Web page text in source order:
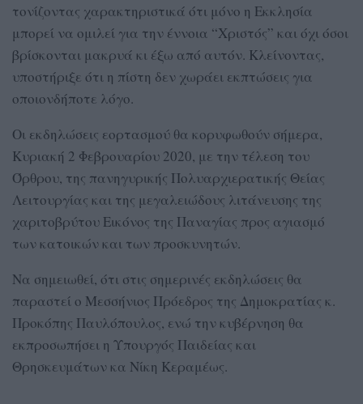
τονίζοντας χαρακτηριστικά ότι μόνο η Εκκλησία
μπορεί να ομιλεί για την έννοια “Χριστός” και όχι όσοι
βρίσκονται μακρυά κι έξω από αυτόν. Κλείνοντας,
υποστήριξε ότι η πίστη δεν χωράει εκπτώσεις για
οποιονδήποτε λόγο.
Οι εκδηλώσεις εορτασμού θα κορυφωθούν σήμερα,
Κυριακή 2 Φεβρουαρίου 2020, με την τέλεση του
Όρθρου, της πανηγυρικής Πολυαρχιερατικής Θείας
Λειτουργίας και της μεγαλειώδους λιτάνευσης της
χαριτοβρύτου Εικόνος της Παναγίας προς αγιασμό
των κατοικών και των προσκυνητών.
Να σημειωθεί, ότι στις σημερινές εκδηλώσεις θα
παραστεί ο Μεσσήνιος Πρόεδρος της Δημοκρατίας κ.
Προκόπης Παυλόπουλος, ενώ την κυβέρνηση θα
εκπροσωπήσει η Υπουργός Παιδείας και
Θρησκευμάτων κα Νίκη Κεραμέως.